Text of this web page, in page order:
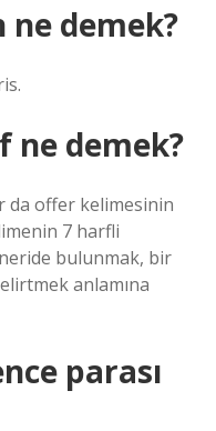
ne demek?
ne demek?
da offer kelimesinin
7 harfli
bulunmak, bir
anlamına
parası